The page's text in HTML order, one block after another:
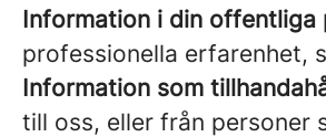
Information i din offentliga
professionella erfarenhet,
Information som
till oss, eller från personer